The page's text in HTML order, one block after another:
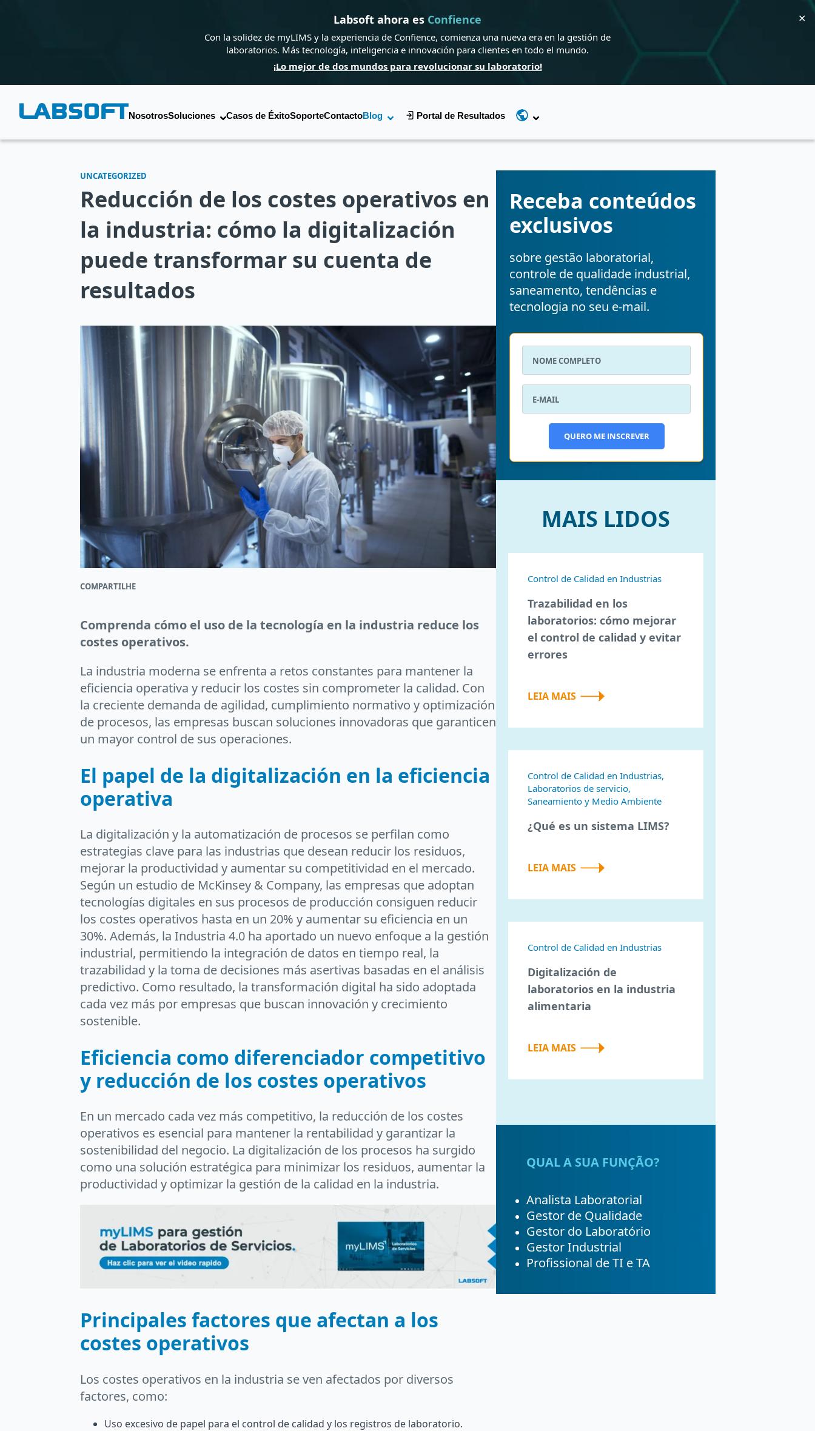
Labsoft ahora es Confience
Con la solidez de myLIMS y la experiencia de Confience, comienza una nueva era en la gestión de
laboratorios. Más tecnología, inteligencia e innovación para clientes en todo el mundo.
¡Lo mejor de dos mundos para revolucionar su laboratorio!
✕
NosotrosSoluciones Casos de ÉxitoSoporteContactoBlog Portal de Resultados
UNCATEGORIZED
Reducción de los costes operativos en
la industria: cómo la digitalización
puede transformar su cuenta de
resultados
COMPARTILHE
Comprenda cómo el uso de la tecnología en la industria reduce los
costes operativos.
La industria moderna se enfrenta a retos constantes para mantener la
eficiencia operativa y reducir los costes sin comprometer la calidad. Con
la creciente demanda de agilidad, cumplimiento normativo y optimización
de procesos, las empresas buscan soluciones innovadoras que garanticen
un mayor control de sus operaciones.
El papel de la digitalización en la eficiencia
operativa
La digitalización y la automatización de procesos se perfilan como
estrategias clave para las industrias que desean reducir los residuos,
mejorar la productividad y aumentar su competitividad en el mercado.
Según un estudio de McKinsey & Company, las empresas que adoptan
tecnologías digitales en sus procesos de producción consiguen reducir
los costes operativos hasta en un 20% y aumentar su eficiencia en un
30%. Además, la Industria 4.0 ha aportado un nuevo enfoque a la gestión
industrial, permitiendo la integración de datos en tiempo real, la
trazabilidad y la toma de decisiones más asertivas basadas en el análisis
predictivo. Como resultado, la transformación digital ha sido adoptada
cada vez más por empresas que buscan innovación y crecimiento
sostenible.
Eficiencia como diferenciador competitivo
y reducción de los costes operativos
En un mercado cada vez más competitivo, la reducción de los costes
operativos es esencial para mantener la rentabilidad y garantizar la
sostenibilidad del negocio. La digitalización de los procesos ha surgido
como una solución estratégica para minimizar los residuos, aumentar la
productividad y optimizar la gestión de la calidad en la industria.
Principales factores que afectan a los
costes operativos
Los costes operativos en la industria se ven afectados por diversos
factores, como:
Uso excesivo de papel para el control de calidad y los registros de laboratorio.
Receba conteúdos
exclusivos
sobre gestão laboratorial,
controle de qualidade industrial,
saneamento, tendências e
tecnologia no seu e-mail.
QUERO ME INSCREVER
MAIS LIDOS
Control de Calidad en Industrias
Trazabilidad en los
laboratorios: cómo mejorar
el control de calidad y evitar
errores
LEIA MAIS
Control de Calidad en Industrias,
Laboratorios de servicio,
Saneamiento y Medio Ambiente
¿Qué es un sistema LIMS?
LEIA MAIS
Control de Calidad en Industrias
Digitalización de
laboratorios en la industria
alimentaria
LEIA MAIS
QUAL A SUA FUNÇÃO?
Analista Laboratorial
Gestor de Qualidade
Gestor do Laboratório
Gestor Industrial
Profissional de TI e TA